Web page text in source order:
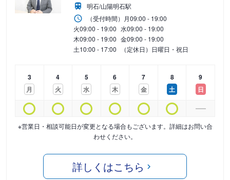
明石/山陽明石駅
（受付時間） 月09:00 - 19:00
火09:00 - 19:00 水09:00 - 19:00
木09:00 - 19:00 金09:00 - 19:00
土10:00 - 17:00 （定休日）日曜日・祝日
3
月
4
火
5
水
6
木
7
金
8
土
9
日
※営業日・相談可能日が変更となる場合もございます。詳細はお問い合
わせください。
詳しくはこちら